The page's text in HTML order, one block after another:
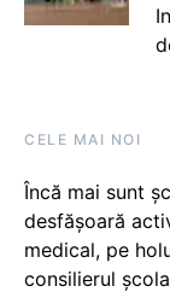
CELE MAI NOI
Încă mai sunt
desfășoară
medical, pe
consilierul